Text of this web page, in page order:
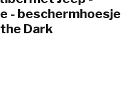
- beschermhoesje
Dark